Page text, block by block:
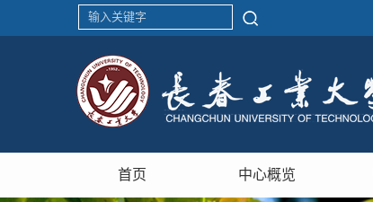
首页 中心概览